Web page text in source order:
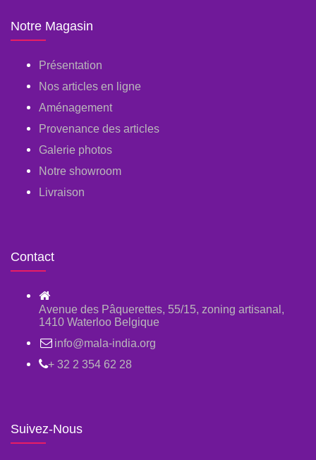
Notre Magasin
Présentation
Nos articles en ligne
Aménagement
Provenance des articles
Galerie photos
Notre showroom
Livraison
Contact
Avenue des Pâquerettes, 55/15, zoning artisanal,
1410 Waterloo Belgique
info@mala-india.org
+ 32 2 354 62 28
Suivez-Nous